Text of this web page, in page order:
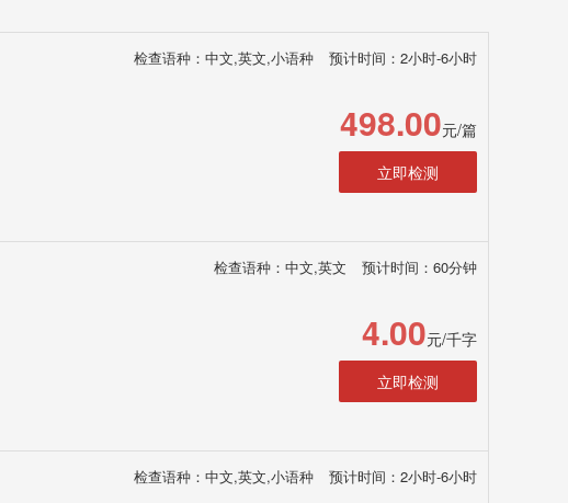
检查语种：中文,英文,小语种 预计时间：2小时-6小时
498.00元/篇
立即检测
检查语种：中文,英文 预计时间：60分钟
4.00元/千字
立即检测
检查语种：中文,英文,小语种 预计时间：2小时-6小时